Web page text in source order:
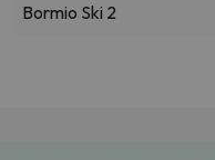
Bormio Ski 2